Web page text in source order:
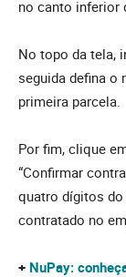
no canto inferior
No topo da tela,
seguida defina o
primeira parcela.
Por fim, clique
“Confirmar
quatro dígitos
contratado no
+ NuPay: